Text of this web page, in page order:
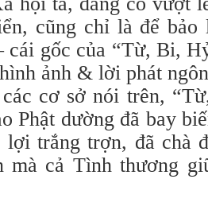
cũng chỉ là để
cái gốc của “Từ, Bi,
ảnh & lời phát
các cơ sở nói trên,
Phật dường đã bay
trắng trợn, đã chà
mà cả Tình thương